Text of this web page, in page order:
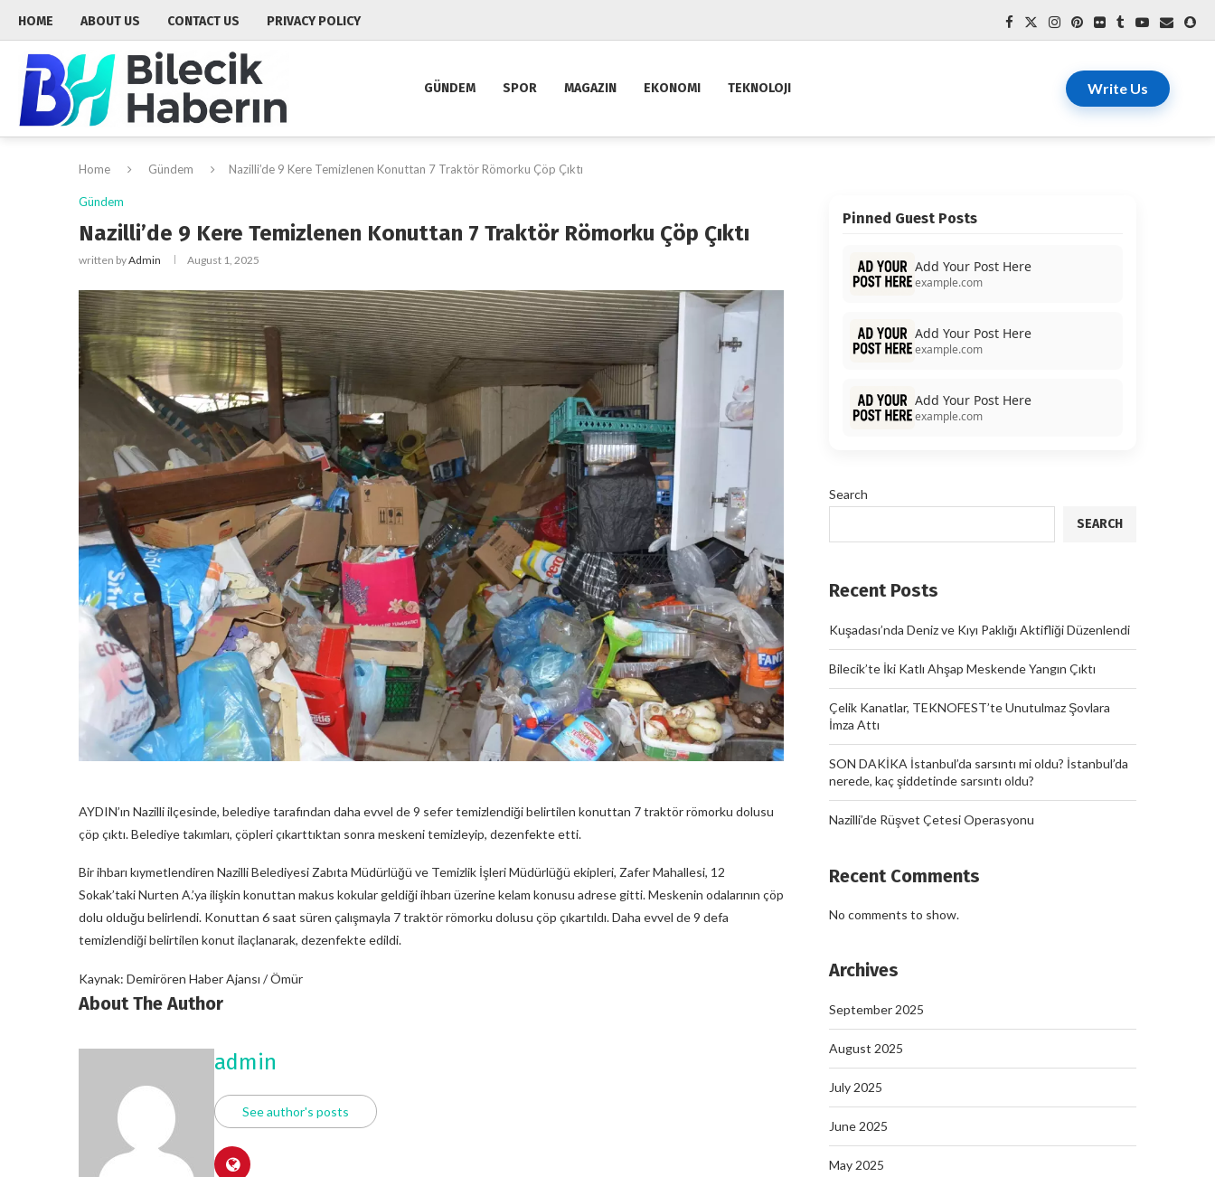
HOME ABOUT US CONTACT US PRIVACY POLICY
GÜNDEM SPOR MAGAZIN EKONOMI TEKNOLOJI Write Us
Home Gündem Nazilli’de 9 Kere Temizlenen Konuttan 7 Traktör Römorku Çöp Çıktı
Gündem
Nazilli’de 9 Kere Temizlenen Konuttan 7 Traktör Römorku Çöp Çıktı
written byAdmin August 1, 2025
AYDIN’ın Nazilli ilçesinde, belediye tarafından daha evvel de 9 sefer temizlendiği belirtilen konuttan 7 traktör römorku dolusu
çöp çıktı. Belediye takımları, çöpleri çıkarttıktan sonra meskeni temizleyip, dezenfekte etti.
Bir ihbarı kıymetlendiren Nazilli Belediyesi Zabıta Müdürlüğü ve Temizlik İşleri Müdürlüğü ekipleri, Zafer Mahallesi, 12
Sokak’taki Nurten A.’ya ilişkin konuttan makus kokular geldiği ihbarı üzerine kelam konusu adrese gitti. Meskenin odalarının çöp
dolu olduğu belirlendi. Konuttan 6 saat süren çalışmayla 7 traktör römorku dolusu çöp çıkartıldı. Daha evvel de 9 defa
temizlendiği belirtilen konut ilaçlanarak, dezenfekte edildi.
Kaynak: Demirören Haber Ajansı / Ömür
About The Author
admin
See author's posts
Pinned Guest Posts
Add Your Post Here
example.com
Add Your Post Here
example.com
Add Your Post Here
example.com
Search
SEARCH
Recent Posts
Kuşadası’nda Deniz ve Kıyı Paklığı Aktifliği Düzenlendi
Bilecik’te İki Katlı Ahşap Meskende Yangın Çıktı
Çelik Kanatlar, TEKNOFEST’te Unutulmaz Şovlara
İmza Attı
SON DAKİKA İstanbul’da sarsıntı mi oldu? İstanbul’da
nerede, kaç şiddetinde sarsıntı oldu?
Nazilli’de Rüşvet Çetesi Operasyonu
Recent Comments
No comments to show.
Archives
September 2025
August 2025
July 2025
June 2025
May 2025